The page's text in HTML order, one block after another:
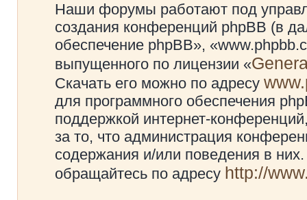
Наши форумы работают под
создания конференций phpBB (в
обеспечение phpBB»,
выпущенного по лицензии «
Скачать его можно по адресу
для программного обеспечения
поддержкой интернет-
за то, что администрация
содержания и/или поведения в
обращайтесь по адресу http://